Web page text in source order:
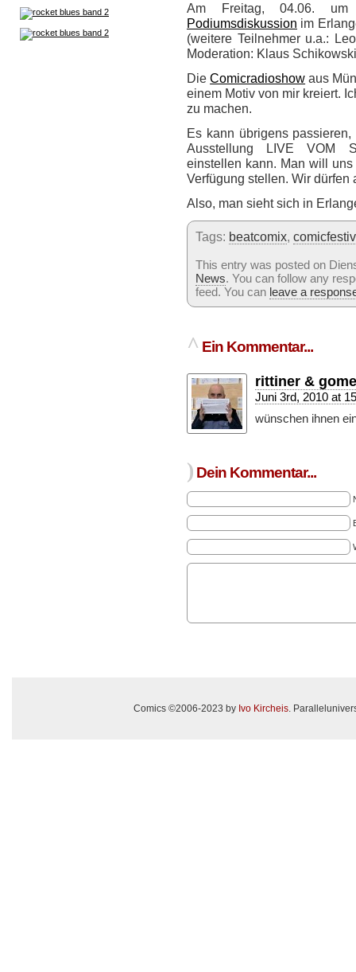
Am Freitag, 04.06.
Podiumsdiskussion im
(weitere Teilnehmer u.a.:
Moderation: Klaus
DieComicradioshow aus
einem Motiv von mir kreiert.
zu machen.
Es kann übrigens
Ausstellung LIVE VOM
einstellen kann. Man will
Verfügung stellen. Wir
Also, man sieht sich in
Tags: beatcomix,
This entry was posted on
News. You can follow any
feed. You can leave a
^ Ein Kommentar...
rittiner &
Juni 3rd, 2010 at
wünschen ihnen
) Dein Kommentar...
Comics ©2006-2023 by Ivo Kircheis.